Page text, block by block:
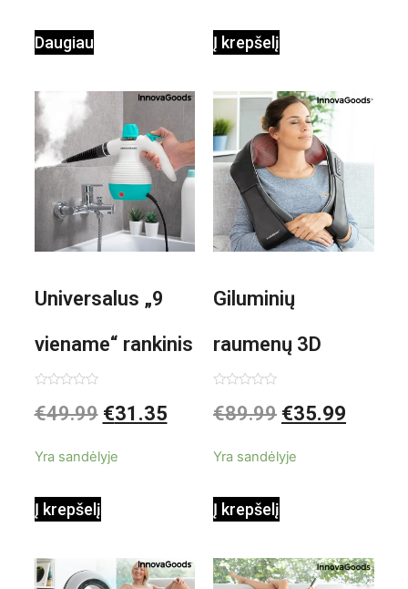
Daugiau Į krepšelį
Universalus „9
viename“ rankinis
garintuvas su
0,35 L 3 Bar
1000W
0
iš
€49.99 €31.35
Yra sandėlyje
Į krepšelį
Giluminių
raumenų 3D
elektrinis
Shiatsu
0
iš
€89.99 €35.99
Yra sandėlyje
Į krepšelį